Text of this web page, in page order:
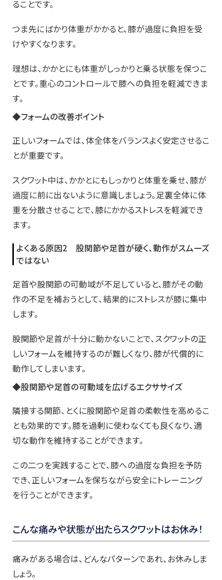
ることです。
つま先にばかり体重がかかると、膝が過度に負担を受
けやすくなります。
理想は、かかとにも体重がしっかりと乗る状態を保つこ
とです。重心のコントロールで膝への負担を軽減できま
す。
◆フォームの改善ポイント
正しいフォームでは、体全体をバランスよく安定させるこ
とが重要です。
スクワット中は、かかとにもしっかりと体重を乗せ、膝が
過度に前に出ないように意識しましょう。足裏全体に体
重を分散させることで、膝にかかるストレスを軽減でき
ます。
よくある原因2 股関節や足首が硬く、動作がスムーズ
ではない
足首や股関節の可動域が不足していると、膝がその動
作の不足を補おうとして、結果的にストレスが膝に集中
します。
股関節や足首が十分に動かないことで、スクワットの正
しいフォームを維持するのが難しくなり、膝が代償的に
動作してしまいます。
◆股関節や足首の可動域を広げるエクササイズ
隣接する関節、とくに股関節や足首の柔軟性を高めるこ
とも効果的です。膝を過剰に使わなくても良くなり、適
切な動作を維持することができます。
この二つを実践することで、膝への過度な負担を予防
でき、正しいフォームを保ちながら安全にトレーニング
を行うことができます。
こんな痛みや状態が出たらスクワットはお休み！
痛みがある場合は、どんなパターンであれ、お休みしま
しょう。